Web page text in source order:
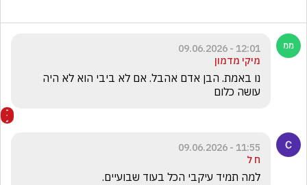
12:01 - 09.06.2026
מיקי מדמון
עושה כלום
11:55 - 09.06.2026
ח ל
למה תמיד עיקבי הכל בעוד שבועיים.